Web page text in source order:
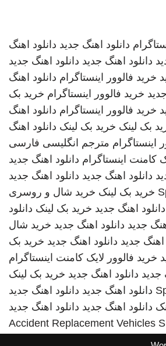
دانلود اهنگ جدید دانلود اهنگ
دانلود اهنگ جدید دانلود اهنگ جدید
خرید فالوور اینستاگرام دانلود اهنگ
خرید فالوور اینستاگرام خرید بک
خرید فالوور اینستاگرام دانلود اهنگ
بک لینک خرید بک لینک دانلود اهنگ
اینستاگرام مترجم انگلیسی فارسی
کامنت اینستاگرام دانلود اهنگ جدید
دانلود اهنگ جدید دانلود اهنگ جدید
خرید بک لینک خرید شال و روسری
دانلود اهنگ جدید خرید بک لینک دانلود
جدید دانلود اهنگ جدید خرید شال
اهنگ جدید دانلود اهنگ جدید خرید بک
خرید فالوور لایک کامنت اینستاگرام
جدید دانلود اهنگ جدید خرید بک لینک
دانلود اهنگ جدید دانلود اهنگ جدید
دانلود اهنگ جدید دانلود اهنگ جدید
Accident Replacement Vehicles